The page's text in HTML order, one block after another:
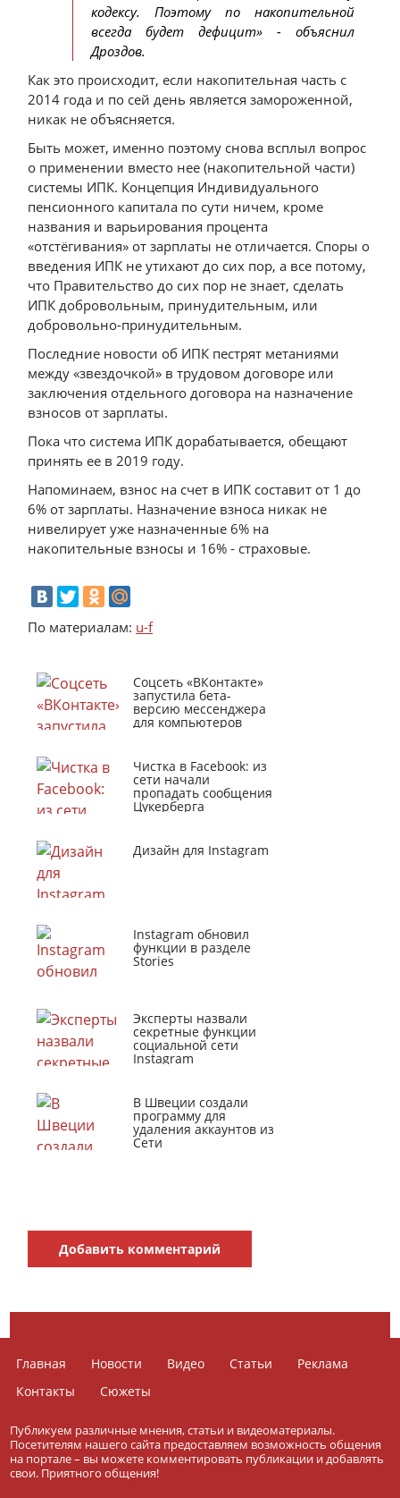
кодексу. Поэтому по накопительной
всегда будет дефицит» - объяснил
Дроздов.
Как это происходит, если накопительная часть с
2014 года и по сей день является замороженной,
никак не объясняется.
Быть может, именно поэтому снова всплыл вопрос
о применении вместо нее (накопительной части)
системы ИПК. Концепция Индивидуального
пенсионного капитала по сути ничем, кроме
названия и варьирования процента
«отстёгивания» от зарплаты не отличается. Споры о
введения ИПК не утихают до сих пор, а все потому,
что Правительство до сих пор не знает, сделать
ИПК добровольным, принудительным, или
добровольно-принудительным.
Последние новости об ИПК пестрят метаниями
между «звездочкой» в трудовом договоре или
заключения отдельного договора на назначение
взносов от зарплаты.
Пока что система ИПК дорабатывается, обещают
принять ее в 2019 году.
Напоминаем, взнос на счет в ИПК составит от 1 до
6% от зарплаты. Назначение взноса никак не
нивелирует уже назначенные 6% на
накопительные взносы и 16% - страховые.
По материалам: u-f
Соцсеть «ВКонтакте»
запустила бета-
версию мессенджера
для компьютеров
Чистка в Facebook: из
сети начали
пропадать сообщения
Цукерберга
Дизайн для Instagram
Instagram обновил
функции в разделе
Stories
Эксперты назвали
секретные функции
социальной сети
Instagram
В Швеции создали
программу для
удаления аккаунтов из
Сети
Добавить комментарий
Главная Новости Видео Статьи
Реклама
Контакты
Сюжеты
Публикуем различные мнения, статьи и видеоматериалы.
Посетителям нашего сайта предоставляем возможность общения
на портале – вы можете комментировать публикации и добавлять
свои. Приятного общения!